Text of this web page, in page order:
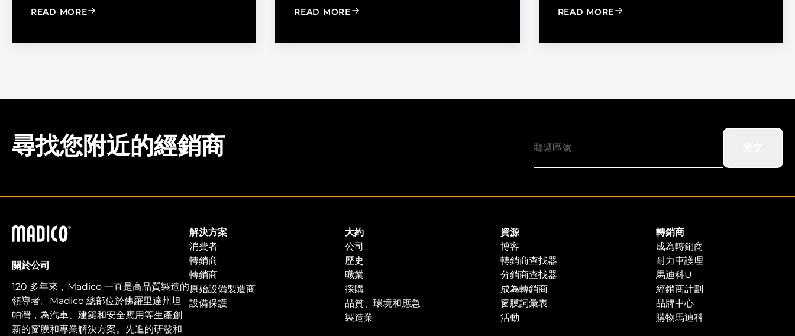
READ MORE: CHOOSE THE RIGHT BLACK PEARL AUTOMOTIVE TINT
READ MORE: MADICO EXPANDS SALES ORGANIZATION TO STRENGTHEN DEALER SUPPORT AND REGIONAL
READ MORE: WINDOW FILM VS. WINDOW SHADES
尋找您附近的經銷商
馬迪科
關於公司
120 多年來，Madico 一直是高品質製造的
領導者。Madico 總部位於佛羅里達州坦
帕灣，為汽車、建築和安全應用等生產創
新的窗膜和專業解決方案。先進的研發和
解決方案
消費者
轉銷商
轉銷商
原始設備製造商
設備保護
大約
公司
歷史
職業
採購
品質、環境和應急
製造業
資源
博客
轉銷商查找器
分銷商查找器
成為轉銷商
窗膜詞彙表
活動
轉銷商
成為轉銷商
耐力車護理
馬迪科U
經銷商計劃
品牌中心
購物馬迪科